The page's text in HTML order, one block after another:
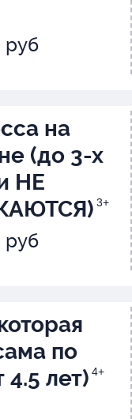
руб
на
(до 3-х
НЕ
3+
руб
по
4.5 лет) 4+